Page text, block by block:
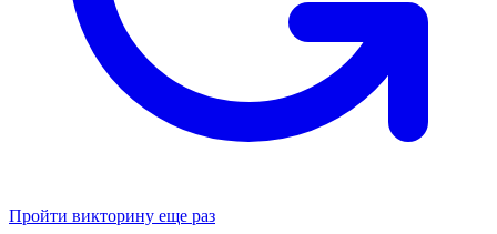
Пройти викторину еще раз